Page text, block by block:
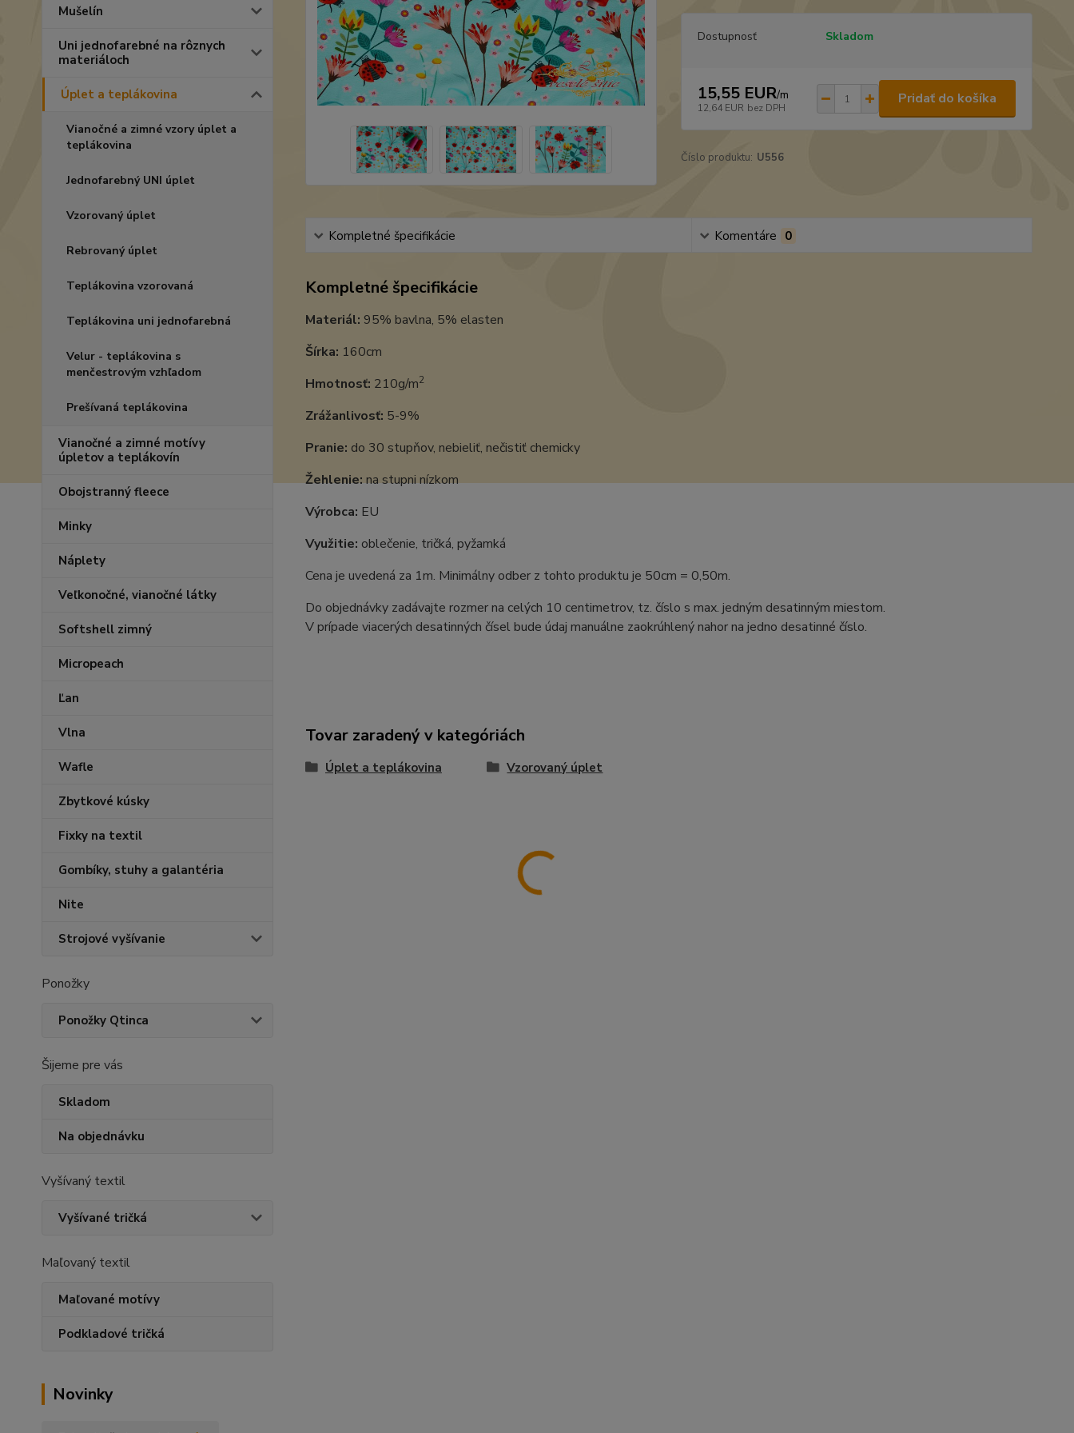
Mušelín
Uni jednofarebné na rôznych
materiáloch
Úplet a teplákovina
Vianočné a zimné vzory úplet a
teplákovina
Jednofarebný UNI úplet
Vzorovaný úplet
Rebrovaný úplet
Teplákovina vzorovaná
Teplákovina uni jednofarebná
Velur - teplákovina s
menčestrovým vzhľadom
Prešívaná teplákovina
Vianočné a zimné motívy
úpletov a teplákovín
Obojstranný fleece
Minky
Náplety
Veľkonočné, vianočné látky
Softshell zimný
Micropeach
Ľan
Vlna
Wafle
Zbytkové kúsky
Fixky na textil
Gombíky, stuhy a galantéria
Nite
Strojové vyšívanie
Ponožky
Ponožky Qtinca
Šijeme pre vás
Skladom
Na objednávku
Vyšívaný textil
Vyšívané tričká
Maľovaný textil
Maľované motívy
Podkladové tričká
Novinky
Dostupnosť Skladom
15,55 EUR/m
12,64 EUR bez DPH
Pridať do košíka
Číslo produktu: U556
Kompletné špecifikácie Komentáre 0
Kompletné špecifikácie
Materiál: 95% bavlna, 5% elasten
Šírka: 160cm
Hmotnosť: 210g/m2
Zrážanlivosť: 5-9%
Pranie: do 30 stupňov, nebieliť, nečistiť chemicky
Žehlenie:na stupni nízkom
Výrobca: EU
Využitie: oblečenie, tričká, pyžamká
Cena je uvedená za 1m. Minimálny odber z tohto produktu je 50cm = 0,50m.
Do objednávky zadávajte rozmer na celých 10 centimetrov, tz. číslo s max. jedným desatinným miestom.
V prípade viacerých desatinných čísel bude údaj manuálne zaokrúhlený nahor na jedno desatinné číslo.
Tovar zaradený v kategóriách
Úplet a teplákovina Vzorovaný úplet